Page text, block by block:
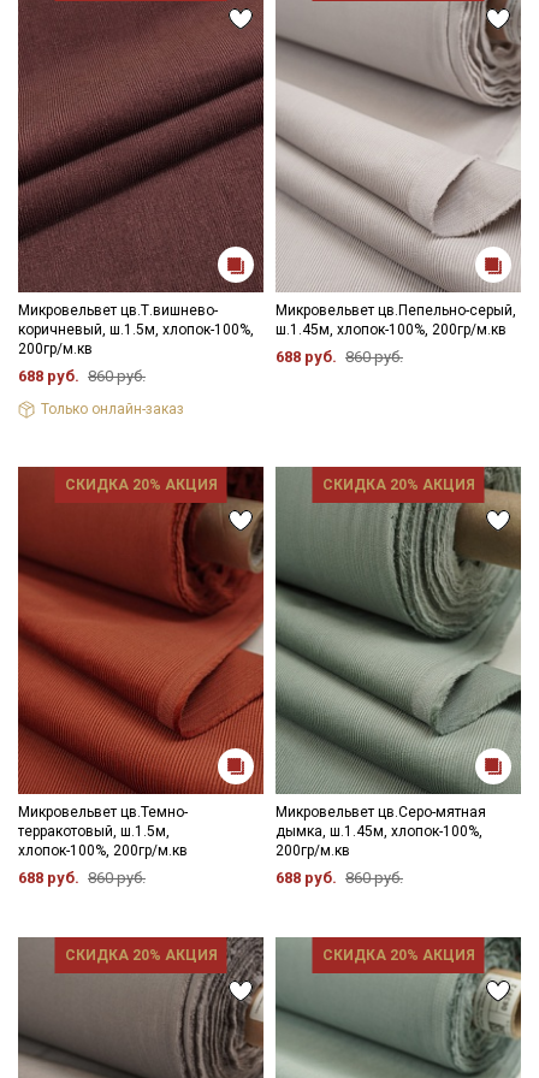
Цветопередача (тон) может отличаться от оригинального
цвета ткани в зависимости от настроек вашего монитора и в
зависимости от партии.
Микровельвет цв.Т.вишнево-
коричневый, ш.1.5м, хлопок-100%,
200гр/м.кв
688 руб. 860 руб.
Только онлайн-заказ
Микровельвет цв.Пепельно-серый,
ш.1.45м, хлопок-100%, 200гр/м.кв
688 руб. 860 руб.
СКИДКА 20% АКЦИЯ
Микровельвет цв.Темно-
терракотовый, ш.1.5м,
хлопок-100%, 200гр/м.кв
688 руб. 860 руб.
СКИДКА 20% АКЦИЯ
Микровельвет цв.Серо-мятная
дымка, ш.1.45м, хлопок-100%,
200гр/м.кв
688 руб. 860 руб.
СКИДКА 20% АКЦИЯ СКИДКА 20% АКЦИЯ